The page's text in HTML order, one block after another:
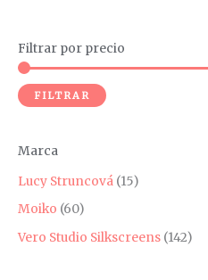
Filtrar por precio
FILTRAR
Marca
Lucy Struncová (15)
Moiko (60)
Vero Studio Silkscreens (142)